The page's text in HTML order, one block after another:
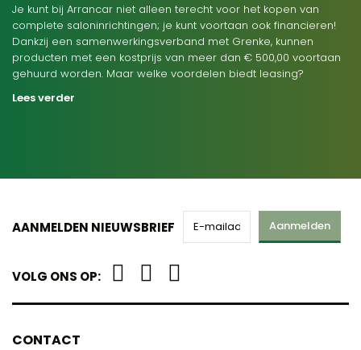
Je kunt bij Arrancar niet alleen terecht voor het kopen van
complete saloninrichtingen; je kunt voortaan ook financieren!
Dankzij een samenwerkingsverband met Grenke, kunnen
producten met een kostprijs van meer dan € 500,00 voortaan
gehuurd worden. Maar welke voordelen biedt leasing?
Lees verder
AANMELDEN NIEUWSBRIEF Aanmelden
VOLG ONS OP:
CONTACT